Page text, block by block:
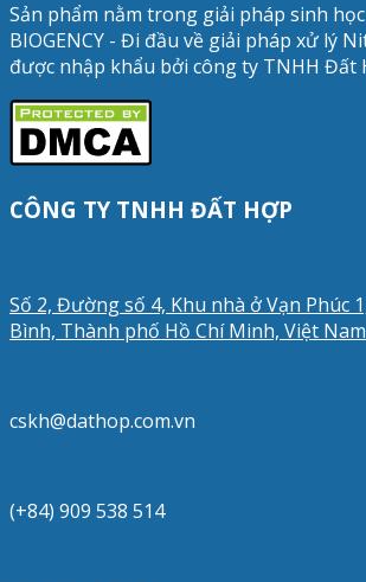
Sản phẩm nằm trong giải pháp sinh
BIOGENCY - Đi đầu về giải pháp xử lý
được nhập khẩu bởi công ty TNHH Đất
CÔNG TY TNHH ĐẤT HỢP
Số 2, Đường số 4, Khu nhà ở Vạn Phúc
Bình, Thành phố Hồ Chí Minh, Việt Nam
cskh@dathop.com.vn
(+84) 909 538 514